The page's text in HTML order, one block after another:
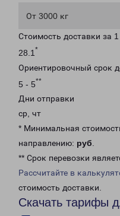
От 3000 кг
Стоимость доставки за
28.1 *
Ориентировочный срок
5 - 5**
Дни отправки
ср, чт
* Минимальная
направлению: руб.
** Срок перевозки
Рассчитайте в
стоимость доставки.
Скачать тарифы